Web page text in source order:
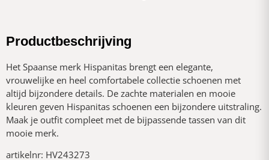
Productbeschrijving
Het Spaanse merk Hispanitas brengt een elegante,
vrouwelijke en heel comfortabele collectie schoenen met
altijd bijzondere details. De zachte materialen en mooie
kleuren geven Hispanitas schoenen een bijzondere uitstraling.
Maak je outfit compleet met de bijpassende tassen van dit
mooie merk.
artikelnr: HV243273